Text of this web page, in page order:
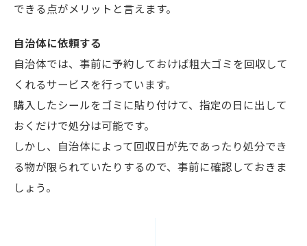
できる点がメリットと言えます。
自治体に依頼する
自治体では、事前に予約しておけば粗大ゴミを回収して
くれるサービスを行っています。
購入したシールをゴミに貼り付けて、指定の日に出して
おくだけで処分は可能です。
しかし、自治体によって回収日が先であったり処分でき
る物が限られていたりするので、事前に確認しておきま
しょう。